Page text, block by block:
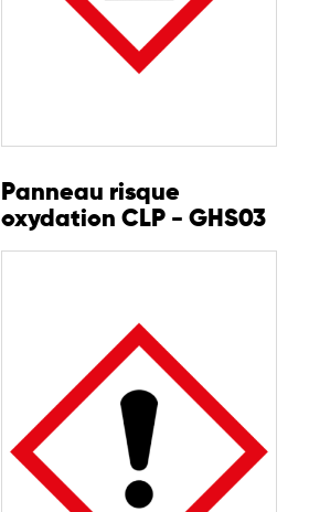
Panneau risque
oxydation CLP - GHS03